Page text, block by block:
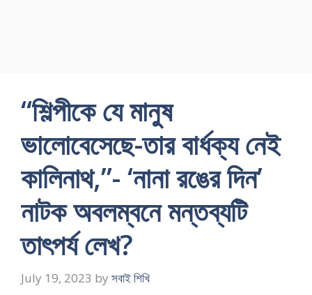
“শিল্পীকে যে মানুষ
ভালোবেসেছে-তার বার্ধক্য নেই
কালিনাথ,”- ‘নানা রঙের দিন’
নাটক অবলম্বনে মন্তব্যটি
তাৎপর্য লেখ?
July 19, 2023 by সবাই শিখি